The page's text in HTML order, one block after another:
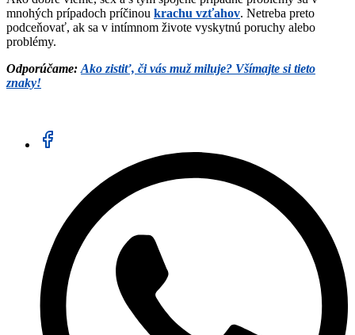
mnohých prípadoch príčinou krachu vzťahov. Netreba preto
podceňovať, ak sa v intímnom živote vyskytnú poruchy alebo
problémy.
Odporúčame: Ako zistiť, či vás muž miluje? Všímajte si tieto
znaky!